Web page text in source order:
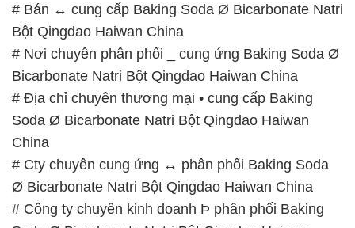
# Bán ↔ cung cấp Baking Soda Ø Bicarbonate Natri
Bột Qingdao Haiwan China
# Nơi chuyên phân phối _ cung ứng Baking Soda Ø
Bicarbonate Natri Bột Qingdao Haiwan China
# Địa chỉ chuyên thương mại • cung cấp Baking
Soda Ø Bicarbonate Natri Bột Qingdao Haiwan
China
# Cty chuyên cung ứng ↔ phân phối Baking Soda
Ø Bicarbonate Natri Bột Qingdao Haiwan China
# Công ty chuyên kinh doanh Þ phân phối Baking